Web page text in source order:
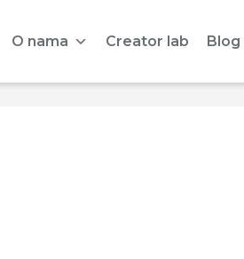
O nama Creator lab Blog